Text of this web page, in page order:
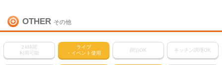
OTHER その他
24時間
利用可能
ライブ
・イベント使用
宿泊OK キッチン調理OK